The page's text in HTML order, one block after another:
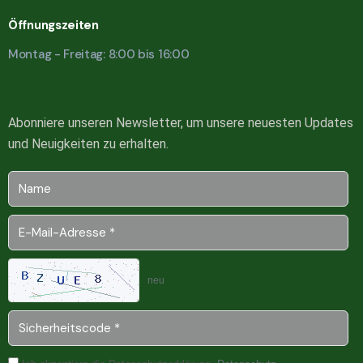
Öffnungszeiten
Montag - Freitag: 8:00 bis 16:00
Abonniere unseren Newsletter, um unsere neuesten Updates
und Neuigkeiten zu erhalten.
neu